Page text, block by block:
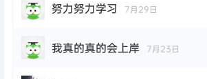
努力努力学习 7月29日
我真的真的会上岸 7月23日